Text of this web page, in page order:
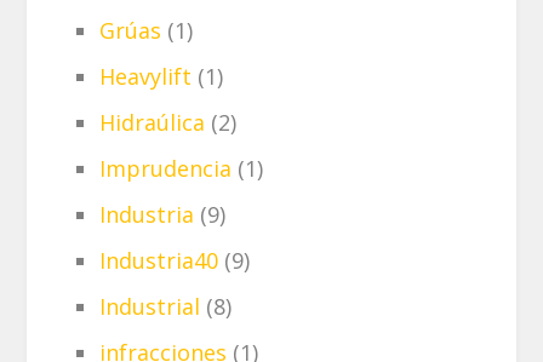
Grúas (1)
Heavylift (1)
Hidraúlica (2)
Imprudencia (1)
Industria (9)
Industria40 (9)
Industrial (8)
infracciones (1)